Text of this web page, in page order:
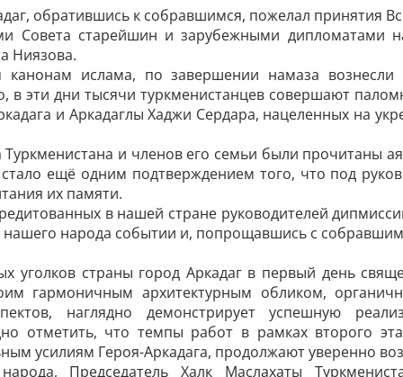
обратившись к собравшимся, пожелал принятия
Совета старейшин и зарубежными дипломатами
Ниязова.
канонам ислама, по завершении намаза
в эти дни тысячи туркменистанцев совершают
и Аркадаглы Хаджи Сердара, нацеленных на
и членов его семьи были прочитаны
ещё одним подтверждением того, что под
их памяти.
в нашей стране руководителей
нашего народа событии и, попрощавшись с
уголков страны город Аркадаг в первый день
гармоничным архитектурным обликом,
наглядно демонстрирует успешную
отметить, что темпы работ в рамках второго
усилиям Героя-Аркадага, продолжают уверенно
Председатель Халк Маслахаты